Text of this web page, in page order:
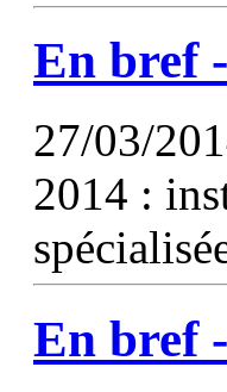
En bref -
27/03/
2014 :
En bref -